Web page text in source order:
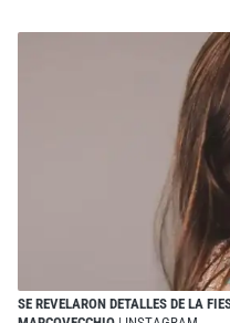
SE REVELARON DETALLES DE LA